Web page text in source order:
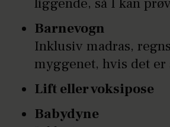
liggende, så I kan
Barnevogn
Inklusiv madras,
myggenet, hvis det er
Lift eller voksipose
Babydyne